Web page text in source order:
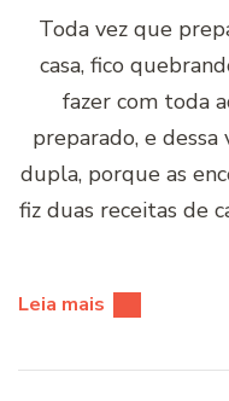
Toda vez que
casa, fico
fazer com toda
preparado, e
dupla, porque as
fiz duas receitas de
Leia mais